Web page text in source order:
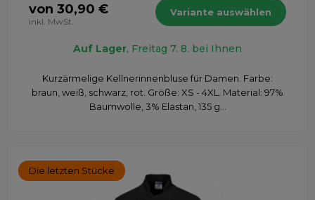
von 30,90 €
inkl. MwSt.
Variante auswählen
Auf Lager, Freitag 7. 8. bei Ihnen
Kurzärmelige Kellnerinnenbluse für Damen. Farbe:
braun, weiß, schwarz, rot. Größe: XS - 4XL. Material: 97%
Baumwolle, 3% Elastan, 135 g...
Die letzten Stücke